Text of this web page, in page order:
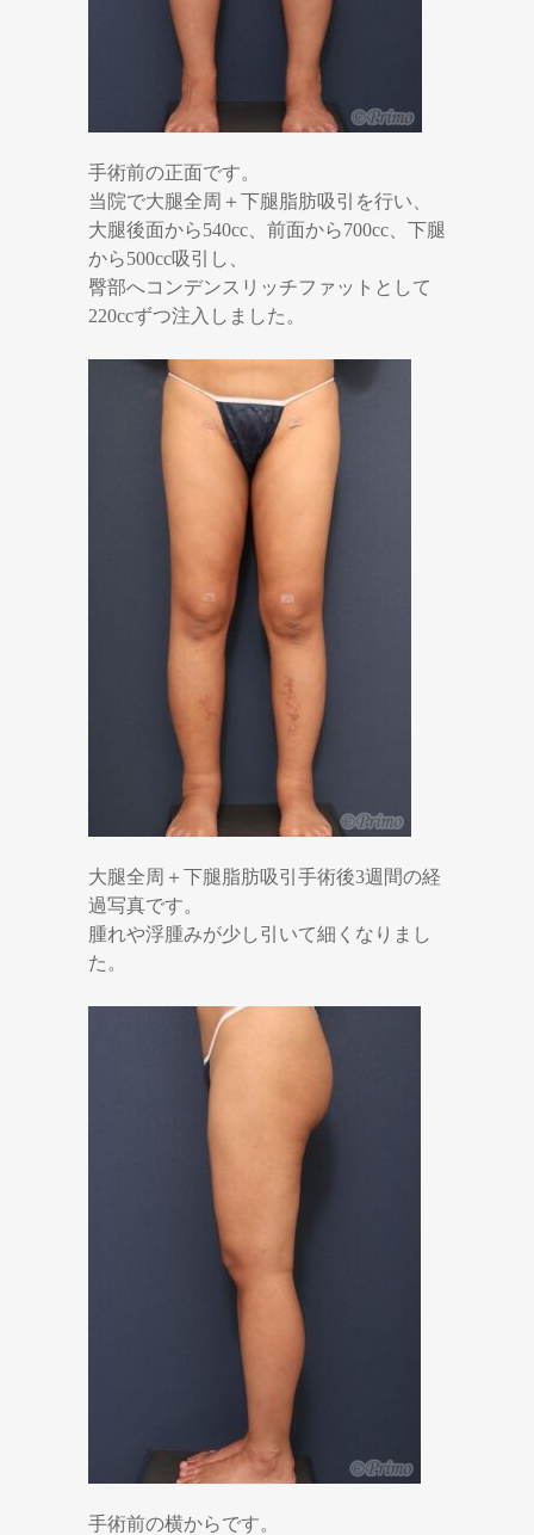
手術前の正面です。
当院で大腿全周＋下腿脂肪吸引を行い、
大腿後面から540cc、前面から700cc、下腿
から500cc吸引し、
臀部へコンデンスリッチファットとして
220ccずつ注入しました。
大腿全周＋下腿脂肪吸引手術後3週間の経
過写真です。
腫れや浮腫みが少し引いて細くなりまし
た。
手術前の横からです。